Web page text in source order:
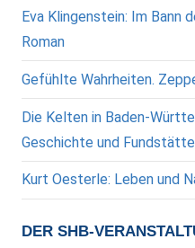
Eva Klingenstein: Im Bann
Roman
Gefühlte Wahrheiten.
Die Kelten in Baden-
Geschichte und
Kurt Oesterle: Leben und
DER SHB-